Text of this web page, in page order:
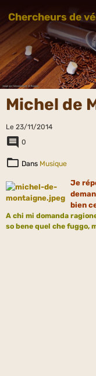
Chercheurs de
Michel de
Le 23/11/2014
0
Dans Musique
Je
bien
A chi mi domanda
so bene quel che fuggo,